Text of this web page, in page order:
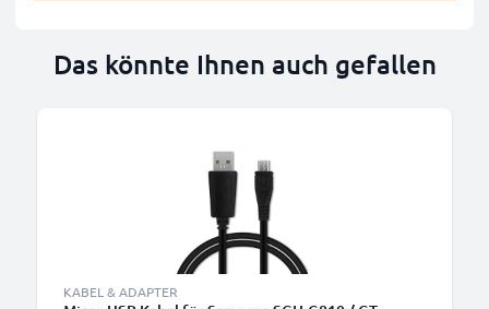
Das könnte Ihnen auch gefallen
KABEL & ADAPTER